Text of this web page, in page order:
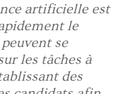
artificielle est
le
se
les tâches à
des